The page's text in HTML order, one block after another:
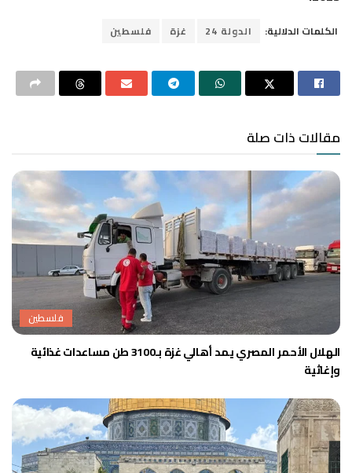
الكلمات الدلالية: الدولة 24 غزة فلسطين
مقالات ذات صلة
فلسطين
الهلال الأحمر المصري يمد أهالي غزة بـ3100 طن مساعدات غذائية
وإغاثية